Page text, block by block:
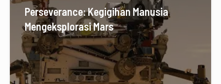
Perseverance: Kegigihan Manusia
Mengeksplorasi Mars